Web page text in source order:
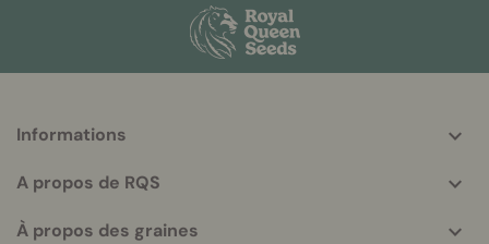
info
Informations
A propos de RQS
À propos des graines